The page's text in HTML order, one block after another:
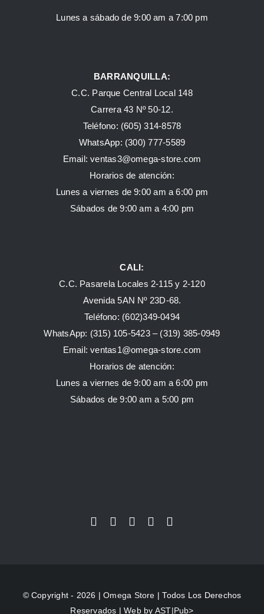
Lunes a sábado de 9:00 am a 7:00 pm
BARRANQUILLA:
C.C. Parque Central Local 148
Carrera 43 Nº 50-12.
Teléfono: (605) 314-8578
WhatsApp: (300) 777-5589
Email: ventas3@omega-store.com
Horarios de atención:
Lunes a viernes de 9:00 am a 6:00 pm
Sábados de 9:00 am a 4:00 pm
CALI:
C.C. Pasarela Locales 2-115 y 2-120
Avenida 5AN Nº 23D-68.
Teléfono: (602)349-0494
WhatsApp: (315) 105-5423 – (319) 385-0949
Email:ventas1@omega-store.com
Horarios de atención:
Lunes a viernes de 9:00 am a 6:00 pm
Sábados de 9:00 am a 5:00 pm
© Copyright - 2026 |Omega Store | Todos Los Derechos
Reservados | Web by AST|Pub>